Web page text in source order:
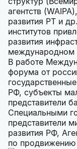
агентств
развития РТ и
институтов
развития
международном
В работе
форума от
РФ, субъекты
представители
Специальными
представители
развития РФ,
по